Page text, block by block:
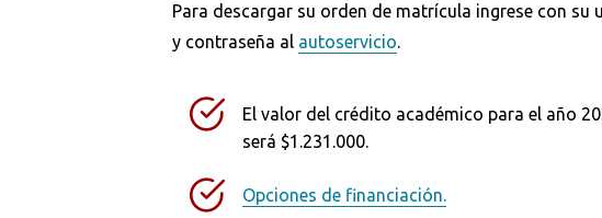
Para descargar su orden de matrícula ingrese con su
y contraseña al autoservicio.
El valor del crédito académico para el año
será $1.231.000.
Opciones de financiación.